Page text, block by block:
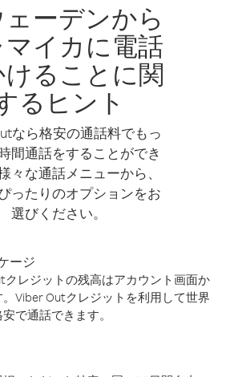
ェーデンから
マイカに電話
けることに関
るヒント
なら格安の通話料でもっ
間通話をすることができ
々な通話メニューから、
ったりのオプションをお
選びください。
ージ
クレジットの残高はアカウント画面か
Viber Outクレジットを利用して世界
で通話できます。